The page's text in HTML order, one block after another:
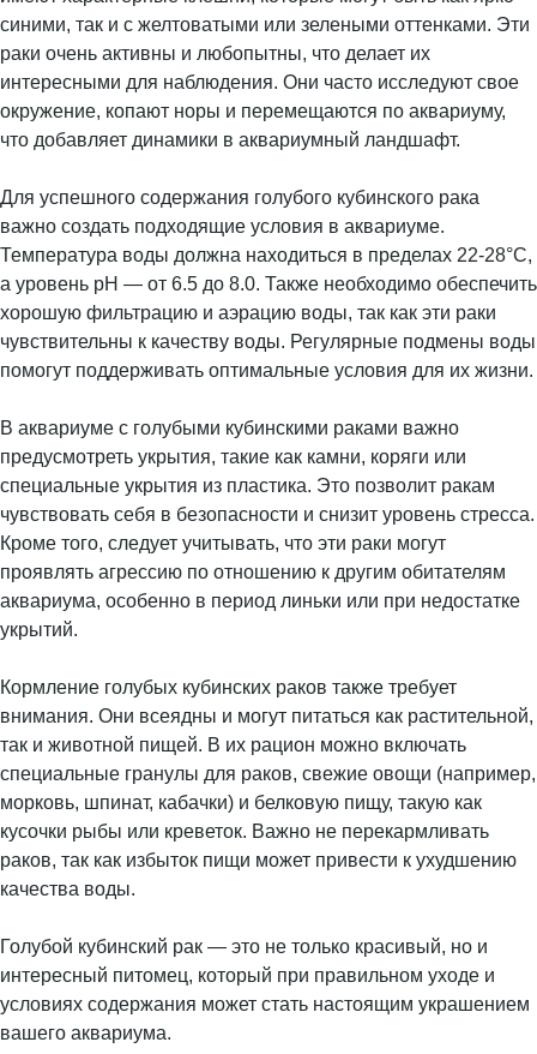
синими, так и с желтоватыми или зелеными оттенками. Эти
раки очень активны и любопытны, что делает их
интересными для наблюдения. Они часто исследуют свое
окружение, копают норы и перемещаются по аквариуму,
что добавляет динамики в аквариумный ландшафт.
Для успешного содержания голубого кубинского рака
важно создать подходящие условия в аквариуме.
Температура воды должна находиться в пределах 22-28°C,
а уровень pH — от 6.5 до 8.0. Также необходимо обеспечить
хорошую фильтрацию и аэрацию воды, так как эти раки
чувствительны к качеству воды. Регулярные подмены воды
помогут поддерживать оптимальные условия для их жизни.
В аквариуме с голубыми кубинскими раками важно
предусмотреть укрытия, такие как камни, коряги или
специальные укрытия из пластика. Это позволит ракам
чувствовать себя в безопасности и снизит уровень стресса.
Кроме того, следует учитывать, что эти раки могут
проявлять агрессию по отношению к другим обитателям
аквариума, особенно в период линьки или при недостатке
укрытий.
Кормление голубых кубинских раков также требует
внимания. Они всеядны и могут питаться как растительной,
так и животной пищей. В их рацион можно включать
специальные гранулы для раков, свежие овощи (например,
морковь, шпинат, кабачки) и белковую пищу, такую как
кусочки рыбы или креветок. Важно не перекармливать
раков, так как избыток пищи может привести к ухудшению
качества воды.
Голубой кубинский рак — это не только красивый, но и
интересный питомец, который при правильном уходе и
условиях содержания может стать настоящим украшением
вашего аквариума.